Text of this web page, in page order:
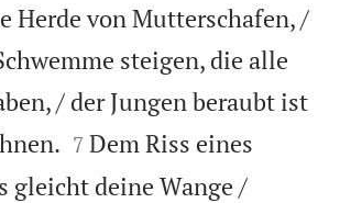
Herde von Mutterschafen, /
steigen, die alle
/ der Jungen beraubt ist


7 Dem Riss eines
gleicht deine Wange /